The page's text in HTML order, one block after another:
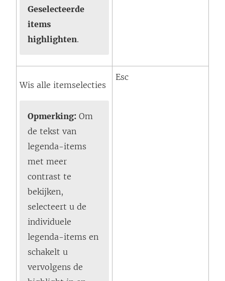
Geselecteerde
items
highlighten.
Wis alle itemselecties
Opmerking: Om
de tekst van
legenda-items
met meer
contrast te
bekijken,
selecteert u de
individuele
legenda-items en
schakelt u
vervolgens de
Esc